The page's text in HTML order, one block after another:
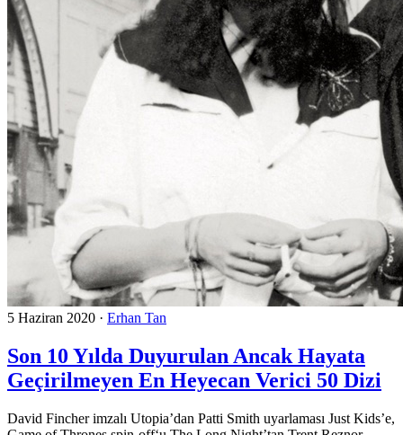
5 Haziran 2020 · Erhan Tan
Son 10 Yılda Duyurulan Ancak Hayata
Geçirilmeyen En Heyecan Verici 50 Dizi
David Fincher imzalı Utopia’dan Patti Smith uyarlaması Just Kids’e,